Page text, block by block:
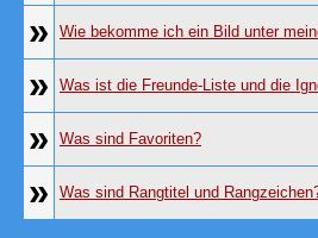
» Wie bekomme ich ein Bild unter
» Was ist die Freunde-Liste und die
» Was sind Favoriten?
» Was sind Rangtitel und